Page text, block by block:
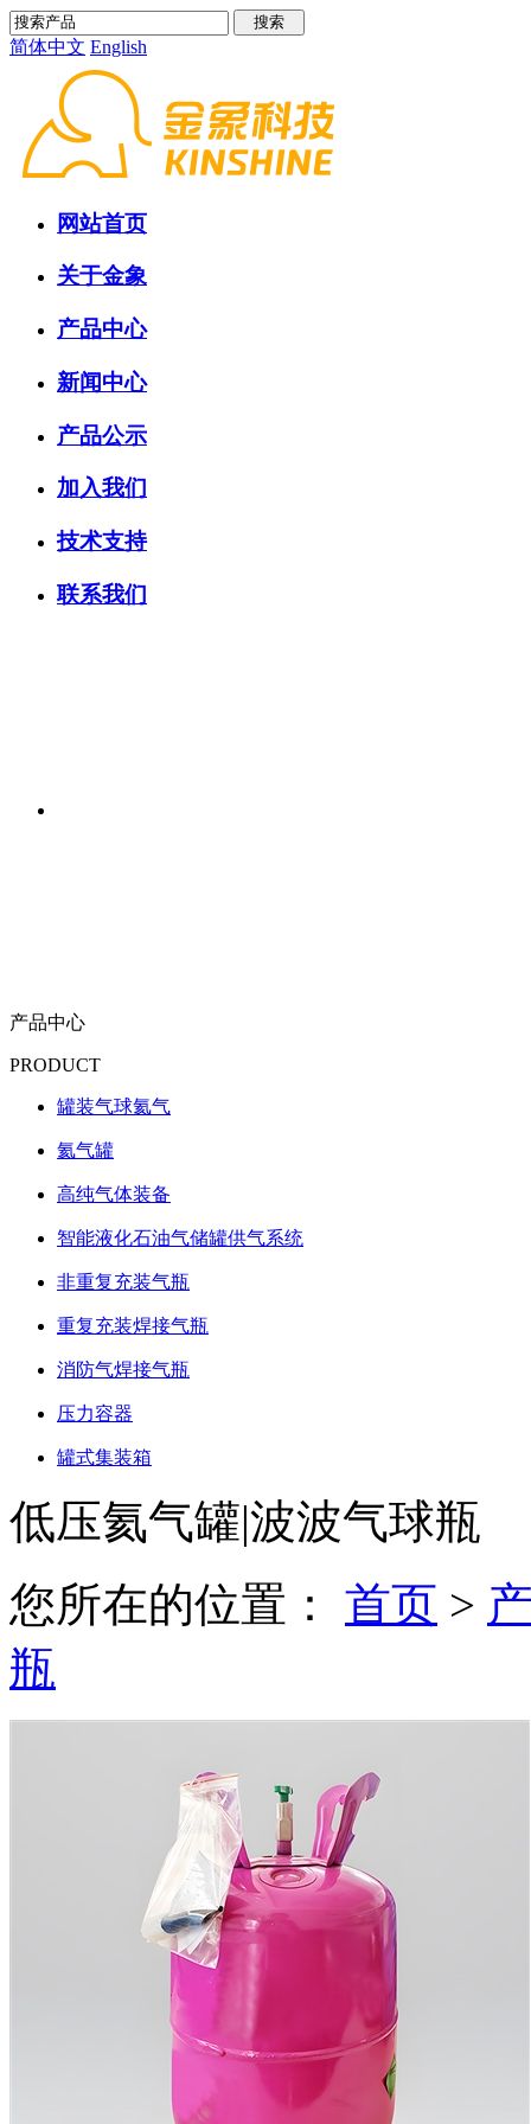
简体中文 English
网站首页
关于金象
产品中心
新闻中心
产品公示
加入我们
技术支持
联系我们
产品中心
PRODUCT
罐装气球氦气
氦气罐
高纯气体装备
智能液化石油气储罐供气系统
非重复充装气瓶
重复充装焊接气瓶
消防气焊接气瓶
压力容器
罐式集装箱
低压氦气罐|波波气球瓶
您所在的位置： 首页 >
瓶